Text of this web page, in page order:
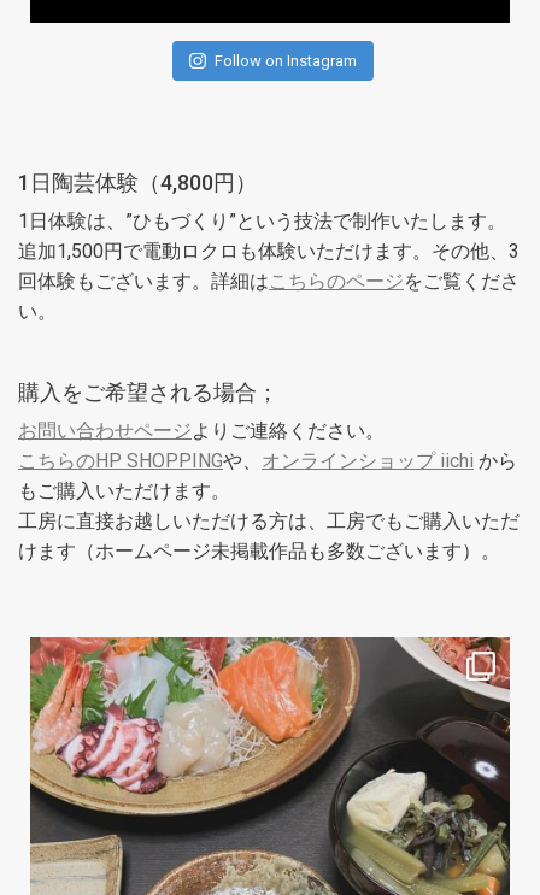
Follow on Instagram
1日陶芸体験（4,800円）
1日体験は、”ひもづくり”という技法で制作いたします。
追加1,500円で電動ロクロも体験いただけます。その他、3
回体験もございます。詳細はこちらのページをご覧くださ
い。
購入をご希望される場合；
お問い合わせページよりご連絡ください。
こちらのHP SHOPPINGや、 オンラインショップ iichi から
もご購入いただけます。
工房に直接お越しいただける方は、工房でもご購入いただ
けます（ホームページ未掲載作品も多数ございます）。